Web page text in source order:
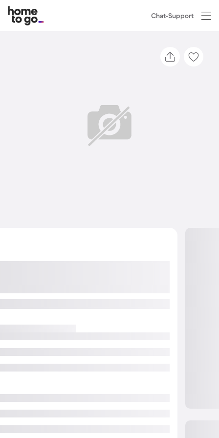
Chat-Support